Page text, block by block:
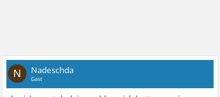
N Nadeschda
Gast